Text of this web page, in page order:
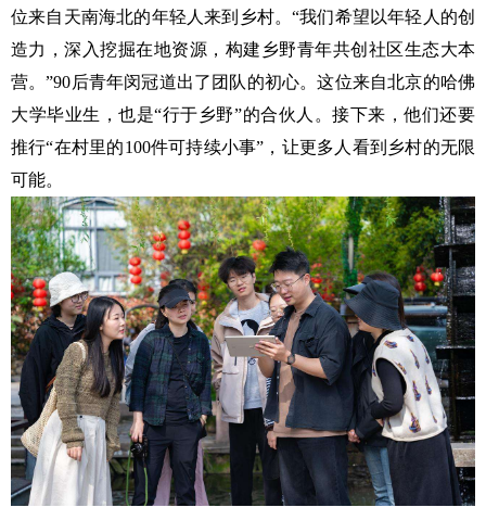
位来自天南海北的年轻人来到乡村。“我们希望以年轻人的创
造力，深入挖掘在地资源，构建乡野青年共创社区生态大本
营。”90后青年闵冠道出了团队的初心。这位来自北京的哈佛
大学毕业生，也是“行于乡野”的合伙人。接下来，他们还要
推行“在村里的100件可持续小事”，让更多人看到乡村的无限
可能。